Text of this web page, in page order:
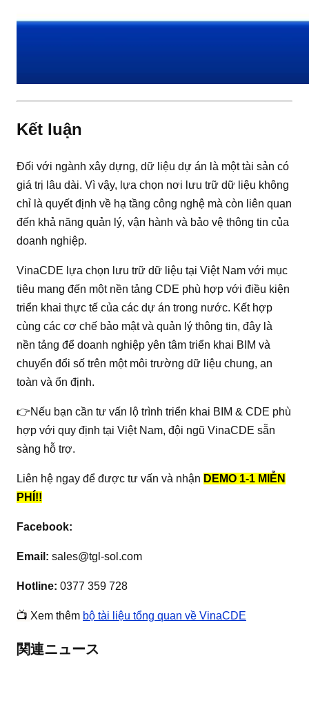
Kết luận
Đối với ngành xây dựng, dữ liệu dự án là một tài sản có
giá trị lâu dài. Vì vậy, lựa chọn nơi lưu trữ dữ liệu không
chỉ là quyết định về hạ tầng công nghệ mà còn liên quan
đến khả năng quản lý, vận hành và bảo vệ thông tin của
doanh nghiệp.
VinaCDE lựa chọn lưu trữ dữ liệu tại Việt Nam với mục
tiêu mang đến một nền tảng CDE phù hợp với điều kiện
triển khai thực tế của các dự án trong nước. Kết hợp
cùng các cơ chế bảo mật và quản lý thông tin, đây là
nền tảng để doanh nghiệp yên tâm triển khai BIM và
chuyển đổi số trên một môi trường dữ liệu chung, an
toàn và ổn định.
👉Nếu bạn cần tư vấn lộ trình triển khai BIM & CDE phù
hợp với quy định tại Việt Nam, đội ngũ VinaCDE sẵn
sàng hỗ trợ.
Liên hệ ngay để được tư vấn và nhận DEMO 1-1 MIỄN
PHÍ!!
Facebook:
Email: sales@tgl-sol.com
Hotline: 0377 359 728
📺 Xem thêm bộ tài liệu tổng quan về VinaCDE
関連ニュース